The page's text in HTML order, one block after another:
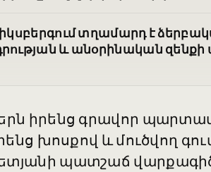
տղամարդ է
և անօրինական
իրենց գրավոր
խոսքով և մուծվող
պատշաճ